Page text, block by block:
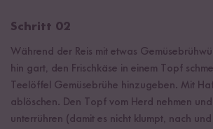
Schritt 02
Während der Reis mit etwas
hin gart, den Frischkäse in einem Topf
Teelöffel Gemüsebrühe hinzugeben. Mit
ablöschen. Den Topf vom Herd nehmen
unterrühren (damit es nicht klumpt, nach